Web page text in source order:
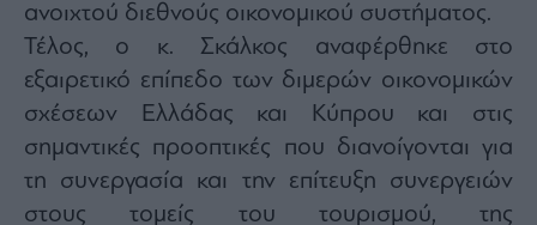
Google
Policy
Terms
of
Service
apply.
ανοιχτού διεθνούς οικονομικού συστήματος.
Τέλος, ο κ. Σκάλκος αναφέρθηκε στο
εξαιρετικό επίπεδο των διμερών οικονομικών
σχέσεων Ελλάδας και Κύπρου και στις
σημαντικές προοπτικές που διανοίγονται για
τη συνεργασία και την επίτευξη συνεργειών
στους τομείς του τουρισμού, της